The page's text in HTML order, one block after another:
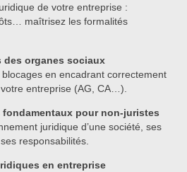
de votre entreprise :
maîtrisez les formalités
des organes sociaux
en encadrant correctement
entreprise (AG, CA…).
pour non-juristes
juridique d’une société, ses
responsabilités.
en entreprise